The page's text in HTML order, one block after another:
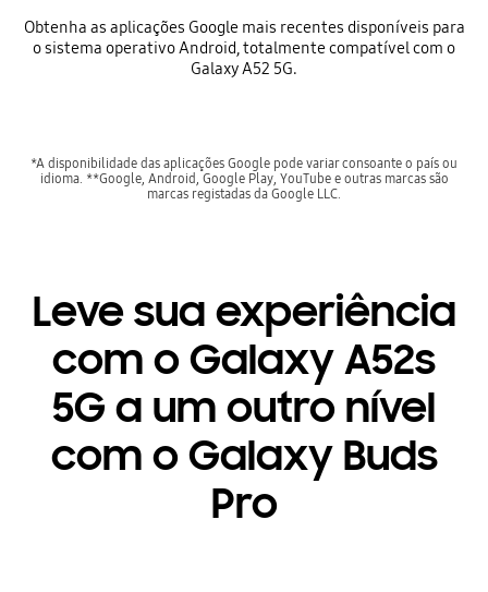
Obtenha as aplicações Google mais recentes disponíveis para
o sistema operativo Android, totalmente compatível com o
Galaxy A52 5G.
*A disponibilidade das aplicações Google pode variar consoante o país ou
idioma. **Google, Android, Google Play, YouTube e outras marcas são
marcas registadas da Google LLC.
Leve sua experiência
com o Galaxy A52s
5G a um outro nível
com o Galaxy Buds
Pro